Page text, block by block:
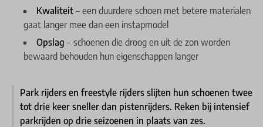
Kwaliteit – een duurdere schoen met betere materialen
gaat langer mee dan een instapmodel
Opslag – schoenen die droog en uit de zon worden
bewaard behouden hun eigenschappen langer
Park rijders en freestyle rijders slijten hun schoenen twee
tot drie keer sneller dan pistenrijders. Reken bij intensief
parkrijden op drie seizoenen in plaats van zes.